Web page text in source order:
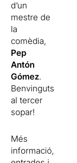
d’un
mestre de
la
comèdia,
Pep
Antón
Gómez.
Benvinguts
al tercer
sopar!
Més
informació,